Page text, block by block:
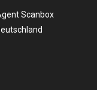
Scanbox